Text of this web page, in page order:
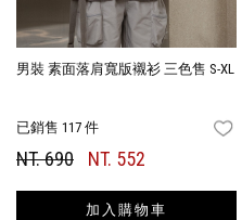
男裝 素面落肩寬版襯衫 三色售 S-XL
已銷售 117 件
NT. 690 NT. 552
加入購物車